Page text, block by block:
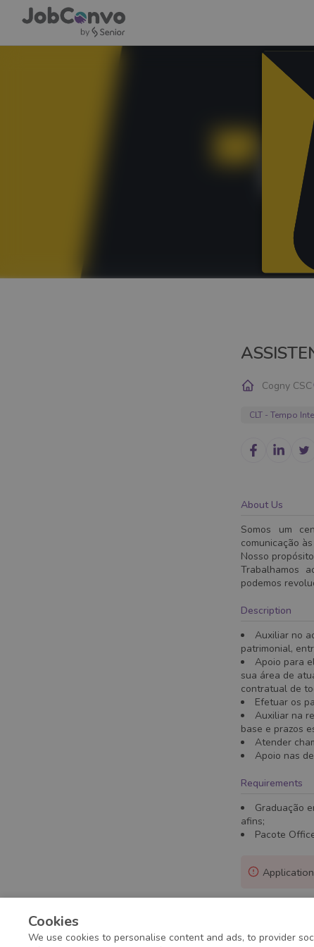
Cogny CSC
CLT - Tempo
About Us
Somos um
comunicação
Nosso
Trabalhamos
podemos
Description
Auxiliar no
patrimonial,
Apoio para
sua área de
contratual de
Efetuar os
Auxiliar na
base e prazos
Atender
Apoio nas
Requirements
Graduação
afins;
Pacote
Cookies
We use cookies to personalise content and ads, to provider